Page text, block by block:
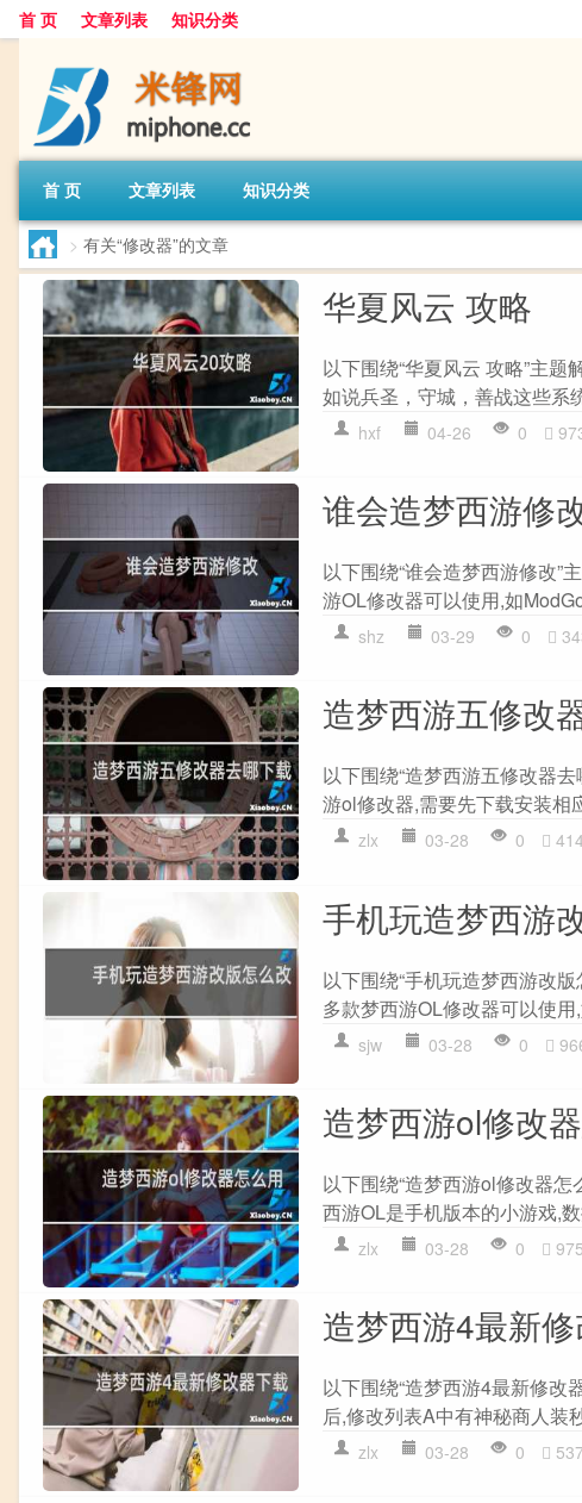
首 页 文章列表 知识分类
首 页 文章列表 知识分类
> 有关“修改器”的文章
华夏风云 攻略
以下围绕“华夏风云 攻略”主
如说兵圣，守城，善战这些系
hxf 04-26 0
谁会造梦西游修
以下围绕“谁会造梦西游修改”
游OL修改器可以使用,如
shz 03-29 0
造梦西游五修改
以下围绕“造梦西游五修改器
游ol修改器,需要先下载安装相
zlx 03-28 0 414
手机玩造梦西游
以下围绕“手机玩造梦西游改
多款梦西游OL修改器可以使
sjw 03-28 0
造梦西游ol修改
以下围绕“造梦西游ol修改器
西游OL是手机版本的小游戏,
zlx 03-28 0 975
造梦西游4最新
以下围绕“造梦西游4最新修改
后,修改列表A中有神秘商人装
zlx 03-28 0 537